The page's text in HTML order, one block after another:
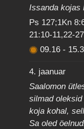
Issanda kojas
Ps 127;1Kn
21:10-11,22-27
09.16-
4. jaanuar
Saalomon
silmad
koja kohal,
Sa oled